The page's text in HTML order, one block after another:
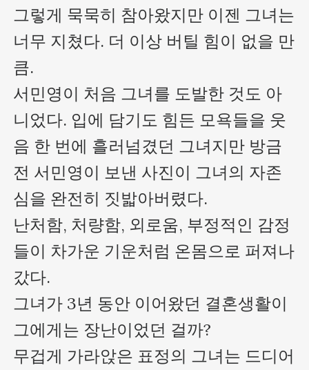
그렇게 묵묵히 참아왔지만 이젠 그녀는
너무 지쳤다. 더 이상 버틸 힘이 없을 만
큼.
서민영이 처음 그녀를 도발한 것도 아
니었다. 입에 담기도 힘든 모욕들을 웃
음 한 번에 흘러넘겼던 그녀지만 방금
전 서민영이 보낸 사진이 그녀의 자존
심을 완전히 짓밟아버렸다.
난처함, 처량함, 외로움, 부정적인 감정
들이 차가운 기운처럼 온몸으로 퍼져나
갔다.
그녀가 3년 동안 이어왔던 결혼생활이
그에게는 장난이었던 걸까?
무겁게 가라앉은 표정의 그녀는 드디어